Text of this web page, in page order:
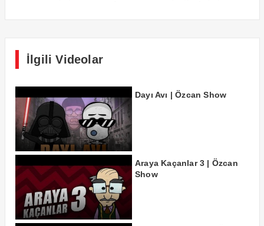
İlgili Videolar
Dayı Avı | Özcan Show
Araya Kaçanlar 3 | Özcan
Show